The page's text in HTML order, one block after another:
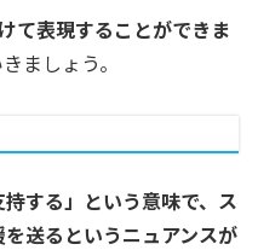
て表現することができま
ましょう。
する」という意味で、ス
送るというニュアンスが